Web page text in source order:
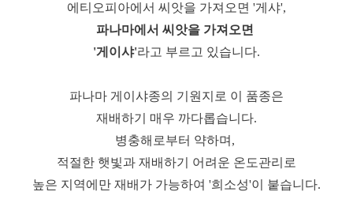
에티오피아에서 씨앗을 가져오면 '게샤',
파나마에서 씨앗을 가져오면
'게이샤'라고 부르고 있습니다.
파나마 게이샤종의 기원지로 이 품종은
재배하기 매우 까다롭습니다.
병충해로부터 약하며,
적절한 햇빛과 재배하기 어려운 온도관리로
높은 지역에만 재배가 가능하여 '희소성'이 붙습니다.